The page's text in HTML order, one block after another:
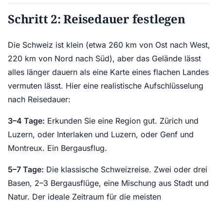
Schritt 2: Reisedauer festlegen
Die Schweiz ist klein (etwa 260 km von Ost nach West,
220 km von Nord nach Süd), aber das Gelände lässt
alles länger dauern als eine Karte eines flachen Landes
vermuten lässt. Hier eine realistische Aufschlüsselung
nach Reisedauer:
3–4 Tage: Erkunden Sie eine Region gut. Zürich und
Luzern, oder Interlaken und Luzern, oder Genf und
Montreux. Ein Bergausflug.
5–7 Tage: Die klassische Schweizreise. Zwei oder drei
Basen, 2–3 Bergausflüge, eine Mischung aus Stadt und
Natur. Der ideale Zeitraum für die meisten